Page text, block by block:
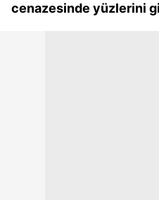
cenazesinde yüzlerini